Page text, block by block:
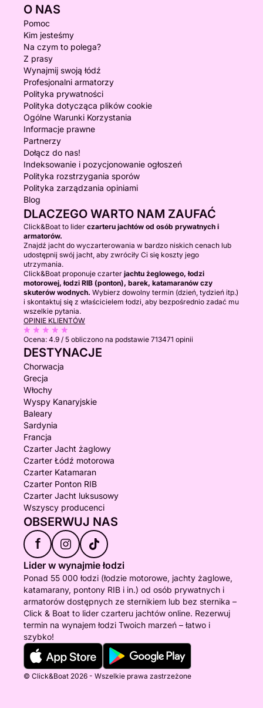
O NAS
Pomoc
Kim jesteśmy
Na czym to polega?
Z prasy
Wynajmij swoją łódź
Profesjonalni armatorzy
Polityka prywatności
Polityka dotycząca plików cookie
Ogólne Warunki Korzystania
Informacje prawne
Partnerzy
Dołącz do nas!
Indeksowanie i pozycjonowanie ogłoszeń
Polityka rozstrzygania sporów
Polityka zarządzania opiniami
Blog
DLACZEGO WARTO NAM ZAUFAĆ
Click&Boat to lider czarteru jachtów od osób prywatnych i
armatorów.
Znajdź jacht do wyczarterowania w bardzo niskich cenach lub
udostępnij swój jacht, aby zwróciły Ci się koszty jego
utrzymania.
Click&Boat proponuje czarter jachtu żeglowego, łodzi
motorowej, łodzi RIB (ponton), barek, katamaranów czy
skuterów wodnych. Wybierz dowolny termin (dzień, tydzień itp.)
i skontaktuj się z właścicielem łodzi, aby bezpośrednio zadać mu
wszelkie pytania.
OPINIE KLIENTÓW
Ocena: 4.9 / 5 obliczono na podstawie 713471 opinii
DESTYNACJE
Chorwacja
Grecja
Włochy
Wyspy Kanaryjskie
Baleary
Sardynia
Francja
Czarter Jacht żaglowy
Czarter Łódź motorowa
Czarter Katamaran
Czarter Ponton RIB
Czarter Jacht luksusowy
Wszyscy producenci
OBSERWUJ NAS
f
Lider w wynajmie łodzi
Ponad 55 000 łodzi (łodzie motorowe, jachty żaglowe,
katamarany, pontony RIB i in.) od osób prywatnych i
armatorów dostępnych ze sternikiem lub bez sternika –
Click & Boat to lider czarteru jachtów online. Rezerwuj
termin na wynajem łodzi Twoich marzeń – łatwo i
szybko!
© Click&Boat 2026 - Wszelkie prawa zastrzeżone